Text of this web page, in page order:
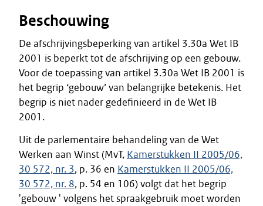
Beschouwing
De afschrijvingsbeperking van artikel 3.30a Wet IB
2001 is beperkt tot de afschrijving op een gebouw.
Voor de toepassing van artikel 3.30a Wet IB 2001 is
het begrip ‘gebouw’ van belangrijke betekenis. Het
begrip is niet nader gedefinieerd in de Wet IB
2001.
Uit de parlementaire behandeling van de Wet
Werken aan Winst (MvT, Kamerstukken II 2005/06,
30 572, nr. 3, p. 36 en Kamerstukken II 2005/06,
30 572, nr. 8, p. 54 en 106) volgt dat het begrip
'gebouw ' volgens het spraakgebruik moet worden